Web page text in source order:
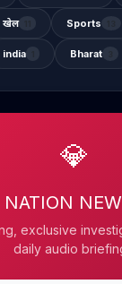
खेल Sports
india Bharat
💎
NATION
exclusive
daily audio